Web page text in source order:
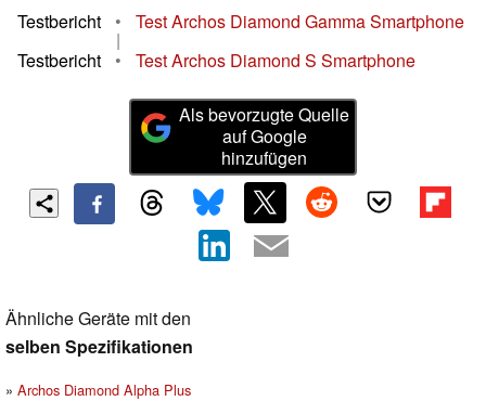
Testbericht
• Test Archos Diamond Gamma Smartphone
|
Testbericht
• Test Archos Diamond S Smartphone
Als bevorzugte Quelle
auf Google
hinzufügen
Ähnliche Geräte mit den
selben Spezifikationen
Archos Diamond Alpha Plus